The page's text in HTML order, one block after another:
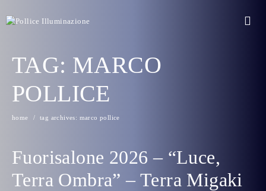
TAG: MARCO
POLLICE
home tag archives: marco pollice
Fuorisalone 2026 – “Luce,
Terra Ombra” – Terra Migaki